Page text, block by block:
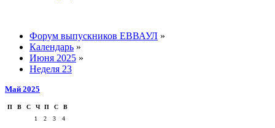
Форум выпускников ЕВВАУЛ »
Календарь »
Июня 2025 »
Неделя 23
Май 2025
П В С Ч П С
В
1
2 3 4